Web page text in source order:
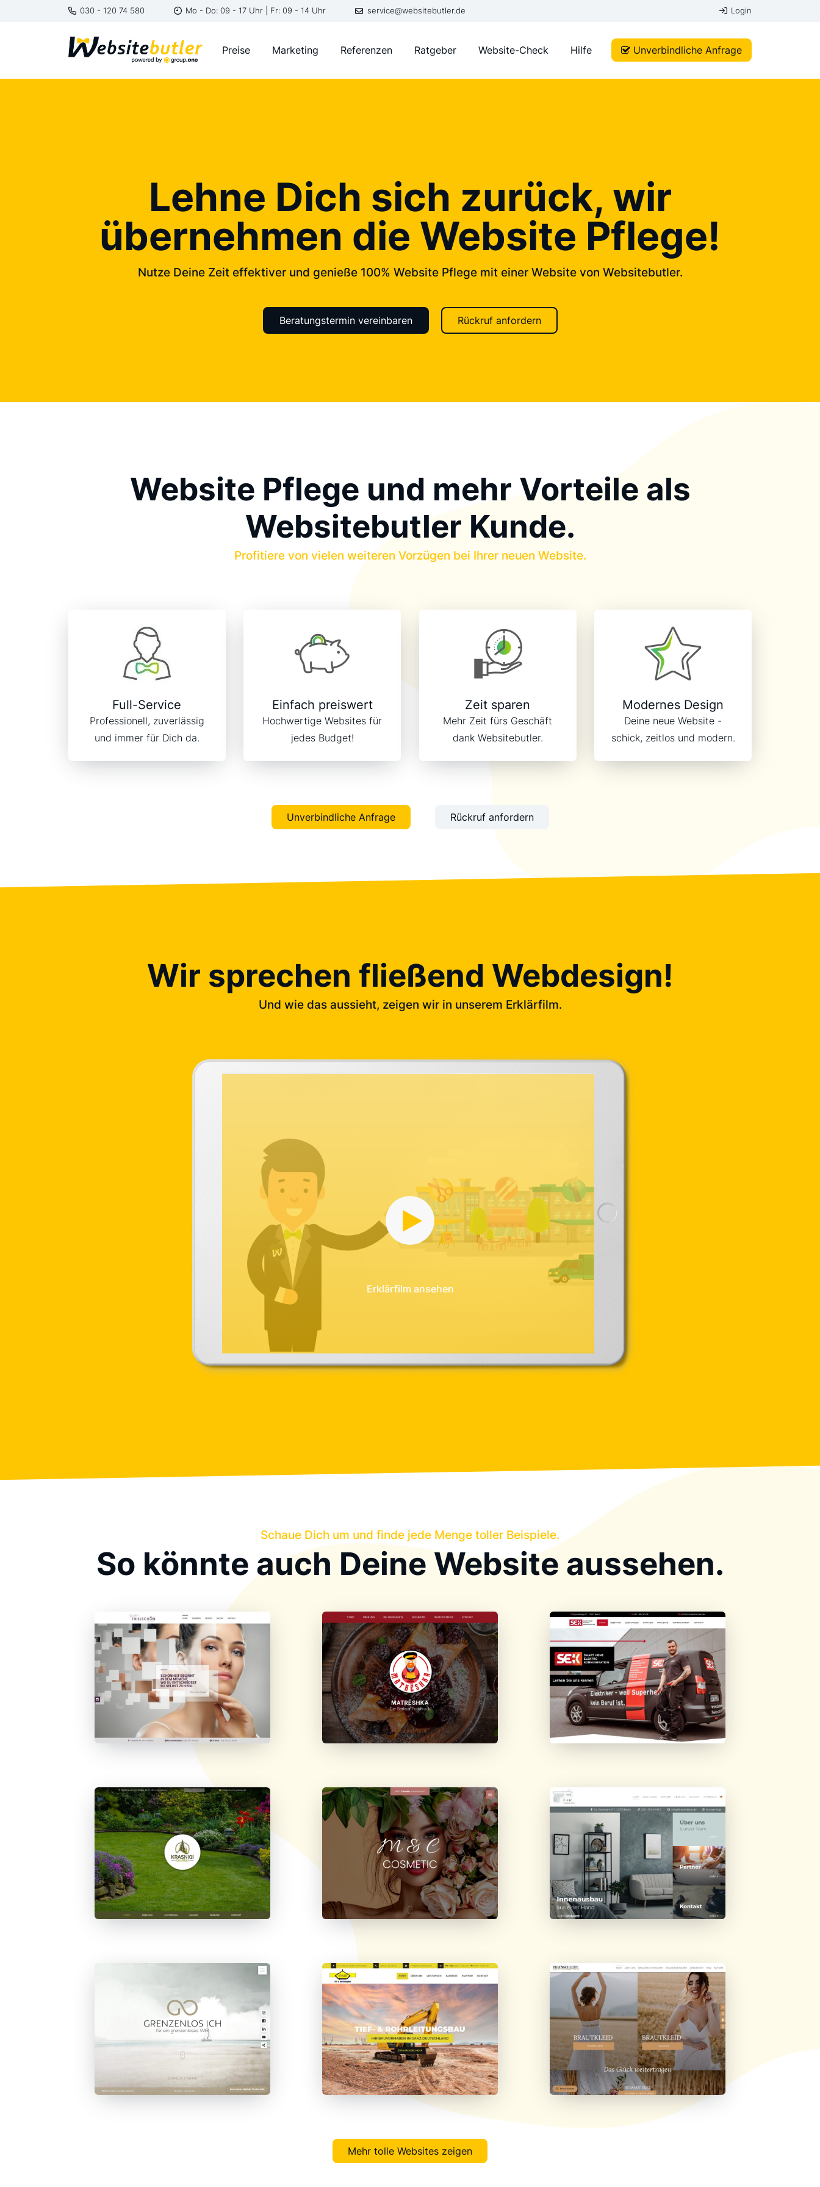
030 - 120 74 580 Mo - Do: 09 - 17 Uhr | Fr: 09 - 14 Uhr service@websitebutler.de Login
Preise Marketing Referenzen Ratgeber Website-Check Hilfe Unverbindliche Anfrage
Lehne Dich sich zurück, wir
übernehmen die Website Pflege!
Nutze Deine Zeit effektiver und genieße 100% Website Pflege mit einer Website von Websitebutler.
Beratungstermin vereinbaren Rückruf anfordern
Website Pflege und mehr Vorteile als
Websitebutler Kunde.
Profitiere von vielen weiteren Vorzügen bei Ihrer neuen Website.
Full-Service
Professionell, zuverlässig
und immer für Dich da.
Einfach preiswert
Hochwertige Websites für
jedes Budget!
Zeit sparen
Mehr Zeit fürs Geschäft
dank Websitebutler.
Modernes Design
Deine neue Website -
schick, zeitlos und modern.
Unverbindliche Anfrage Rückruf anfordern
Wir sprechen fließend Webdesign!
Und wie das aussieht, zeigen wir in unserem Erklärfilm.
Schaue Dich um und finde jede Menge toller Beispiele.
So könnte auch Deine Website aussehen.
Mehr tolle Websites zeigen